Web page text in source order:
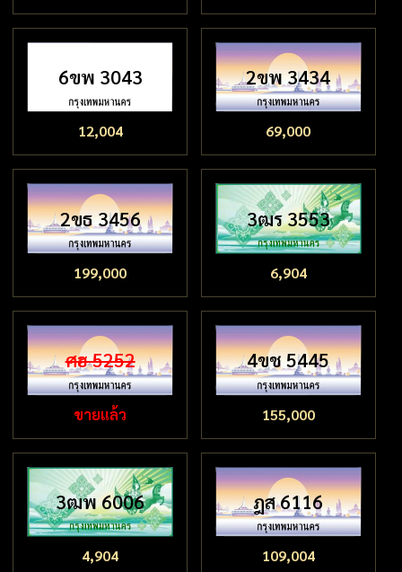
6ขพ 3043
12,004
2ขพ 3434
69,000
2ขธ 3456
199,000
3ฒร 3553
6,904
ศฮ 5252
ขายแล้ว
4ขช 5445
155,000
3ฒพ 6006
4,904
ฎส 6116
109,004